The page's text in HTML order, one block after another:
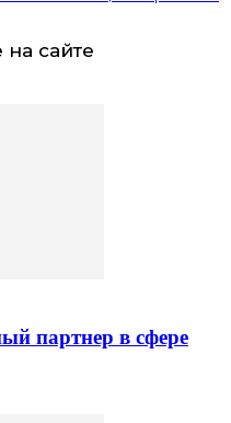
сайте
партнер в сфере